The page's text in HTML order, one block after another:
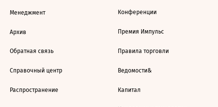
Менеджмент
Архив
Обратная связь
Справочный центр
Распространение
Конференции
Премия Импульс
Правила торговли
Ведомости&
Капитал